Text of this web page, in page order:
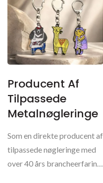
Producent Af
Tilpassede
Metalnøgleringe
Som en direkte producent af
tilpassede nøgleringe med
over 40 års brancheerfaring,